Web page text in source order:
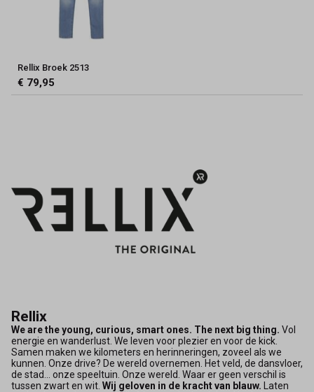
Rellix Broek 2513
€ 79,95
Rellix
We are the young, curious, smart ones. The next big thing. Vol
energie en wanderlust. We leven voor plezier en voor de kick.
Samen maken we kilometers en herinneringen, zoveel als we
kunnen. Onze drive? De wereld overnemen. Het veld, de dansvloer,
de stad... onze speeltuin. Onze wereld. Waar er geen verschil is
tussen zwart en wit. Wij geloven in de kracht van blauw. Laten